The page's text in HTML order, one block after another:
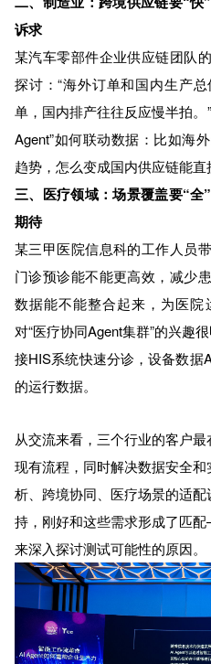
诉求
某汽车零部件企业供应链团队
探讨：“海外订单和国内生产
单，国内排产往往反应慢半拍
Agent”如何联动数据：比如海
趋势，怎么变成国内供应链能直
三、医疗领域：场景覆盖要“
期待
某三甲医院信息科的工作人员
门诊预诊能不能更高效，减少
数据能不能整合起来，为医
对“医疗协同Agent集群”的兴
接HIS系统快速分诊，设备数据
的运行数据。
从交流来看，三个行业的客户
现有流程，同时解决数据安全
析、跨境协同、医疗场景的适
持，刚好和这些需求形成了匹
来深入探讨测试可能性的原因。